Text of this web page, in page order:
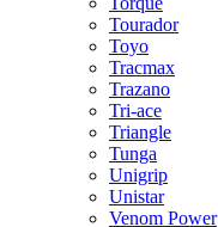
Tourador
Toyo
Tracmax
Trazano
Tri-ace
Triangle
Tunga
Unigrip
Unistar
Venom Power